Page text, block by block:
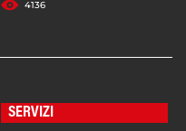
4136
SERVIZI